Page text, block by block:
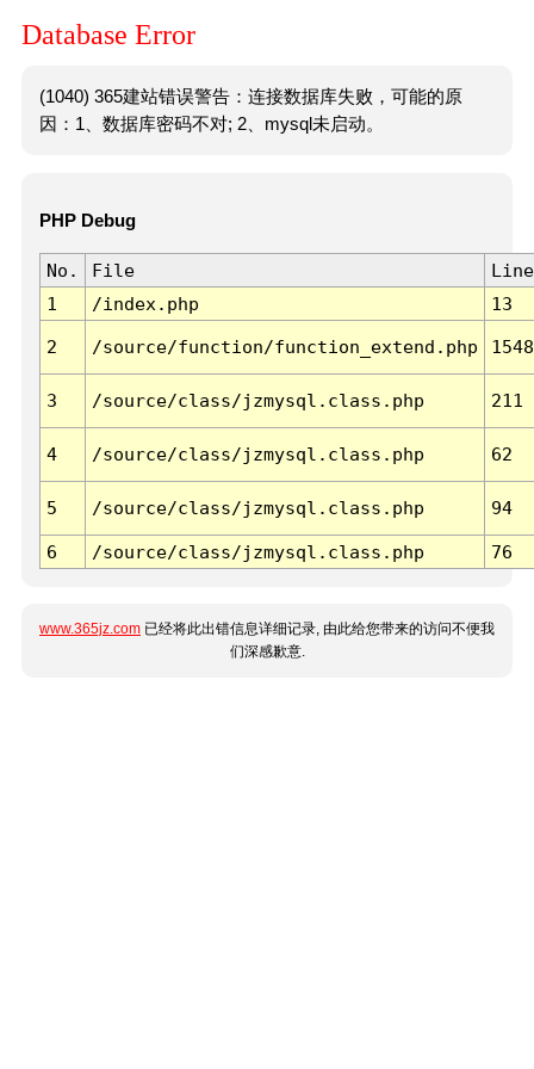
Database Error
(1040) 365建站错误警告：连接数据库失败，可能的原
因：1、数据库密码不对; 2、mysql未启动。
PHP Debug
No. File
Line
1
/index.php 13
2 /source/function/function_extend.php 1548
3 /source/class/jzmysql.class.php 211
4 /source/class/jzmysql.class.php 62
5 /source/class/jzmysql.class.php 94
6 /source/class/jzmysql.class.php 76
www.365jz.com 已经将此出错信息详细记录, 由此给您带来的访问不便我
们深感歉意.